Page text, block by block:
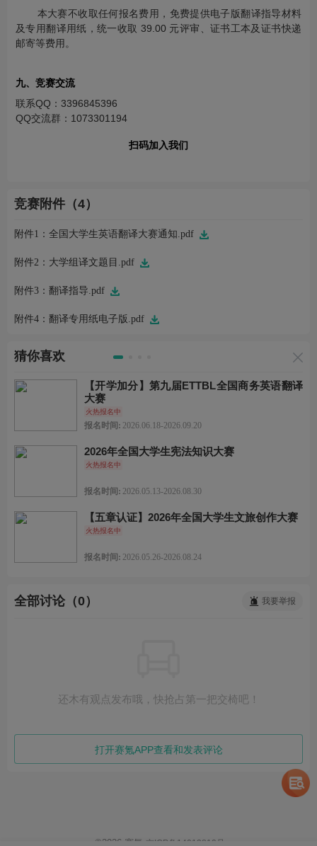
本大赛不收取任何报名费用，免费提供电子版翻译指导材料
及专用翻译用纸，统一收取 39.00 元评审、证书工本及证书快递
邮寄等费用。
九、竞赛交流
联系QQ：3396845396
QQ交流群：1073301194
扫码加入我们
竞赛附件（4）
附件1：全国大学生英语翻译大赛通知.pdf
附件2：大学组译文题目.pdf
附件3：翻译指导.pdf
附件4：翻译专用纸电子版.pdf
猜你喜欢
【开学加分】第九届ETTBL全国商务英语翻译
大赛
火热报名中
报名时间: 2026.06.18-2026.09.20
2026年全国大学生宪法知识大赛
火热报名中
报名时间: 2026.05.13-2026.08.30
【五章认证】2026年全国大学生文旅创作大赛
火热报名中
报名时间: 2026.05.26-2026.08.24
全部讨论（0） 我要举报
还木有观点发布哦，快抢占第一把交椅吧！
打开赛氪APP查看和发表评论
©2026 赛氪 京ICP备14013810号